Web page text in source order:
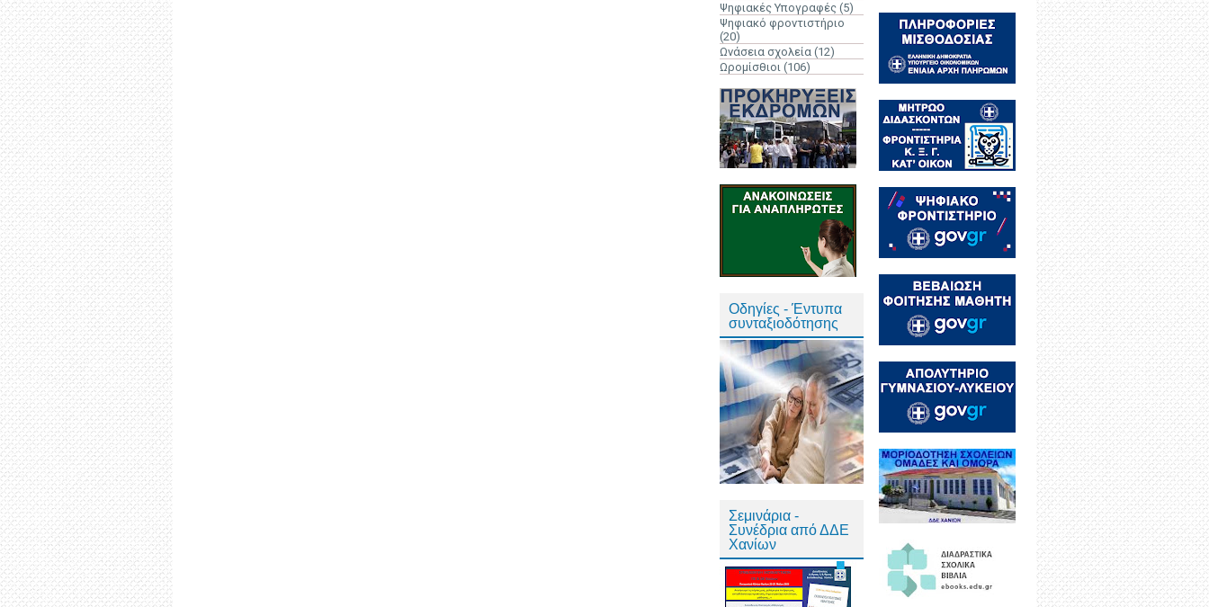
Ψηφιακές Υπογραφές (5)
Ψηφιακό φροντιστήριο
(20)
Ωνάσεια σχολεία (12)
Ωρομίσθιοι (106)
Οδηγίες - Έντυπα
συνταξιοδότησης
Σεμινάρια -
Συνέδρια από ΔΔΕ
Χανίων